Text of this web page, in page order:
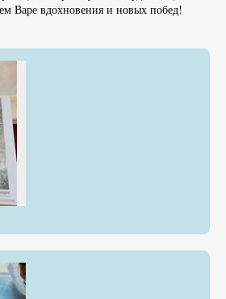
Варе вдохновения и новых побед!